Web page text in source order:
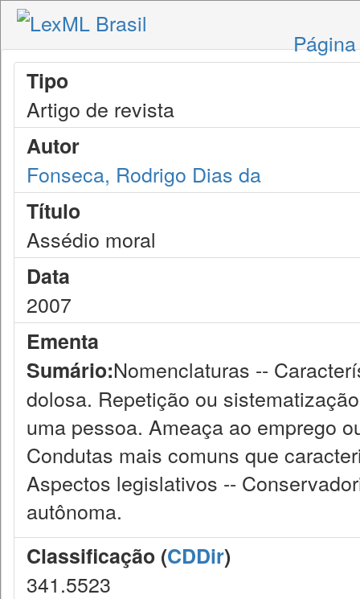
Tipo
Artigo de revista
Autor
Fonseca, Rodrigo Dias da
Título
Assédio moral
Data
2007
Ementa
Sumário:Nomenclaturas --
dolosa. Repetição ou
uma pessoa. Ameaça ao emprego
Condutas mais comuns que
Aspectos legislativos --
autônoma.
Classificação (CDDir)
341.5523